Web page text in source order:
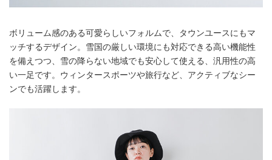
ボリューム感のある可愛らしいフォルムで、タウンユースにもマ
ッチするデザイン。雪国の厳しい環境にも対応できる高い機能性
を備えつつ、雪の降らない地域でも安心して使える、汎用性の高
い一足です。ウィンタースポーツや旅行など、アクティブなシー
ンでも活躍します。